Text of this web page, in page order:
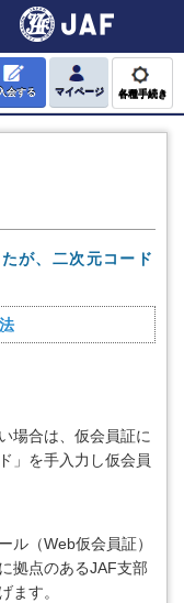
会する マイページ 各種手続き
が、二次元コード
場合は、仮会員証に
」を手入力し仮会員
ル（Web仮会員証）
拠点のあるJAF支部
ます。